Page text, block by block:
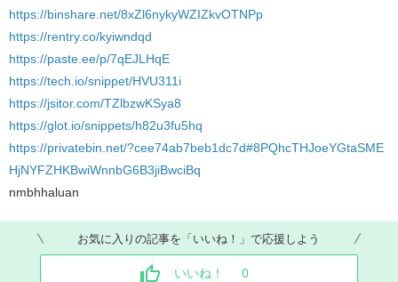
https://binshare.net/8xZl6nykyWZIZkvOTNPp
https://rentry.co/kyiwndqd
https://paste.ee/p/7qEJLHqE
https://tech.io/snippet/HVU311i
https://jsitor.com/TZlbzwKSya8
https://glot.io/snippets/h82u3fu5hq
https://privatebin.net/?cee74ab7beb1dc7d#8PQhcTHJoeYGtaSME
HjNYFZHKBwiWnnbG6B3jiBwciBq
nmbhhaluan
お気に入りの記事を「いいね！」で応援しよう
いいね！ 0